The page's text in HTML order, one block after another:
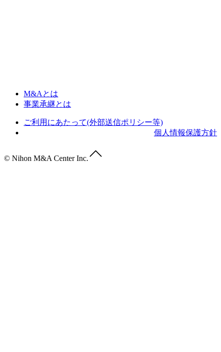
M&Aとは
事業承継とは
ご利用にあたって(外部送信ポリシー等)
個人情報保護方針
© Nihon M&A Center Inc.